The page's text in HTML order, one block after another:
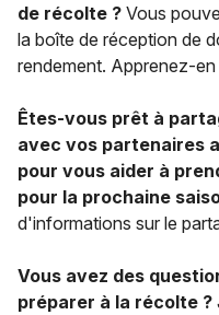
de récolte ? Vous
la boîte de réception de
rendement. Apprenez-en
Êtes-vous prêt à
avec vos partenaires
pour vous aider à
pour la prochaine
d'informations sur le
Vous avez des
préparer à la récolte ?